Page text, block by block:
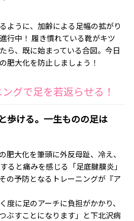
ように、加齢による足幅の拡がり
行中！ 履き慣れている靴がキツ
ら、既に始まっている合図。今日
肥大化を防止しましょう！
グで足を若返らせる！
歩ける。一生ものの足は
肥大化を筆頭に外反母趾、冷え、
ると痛みを感じる「足底腱膜炎」
の予防となるトレーニングが『ア
度に足のアーチに負担がかかり、
ぶすことになります」と下北沢病